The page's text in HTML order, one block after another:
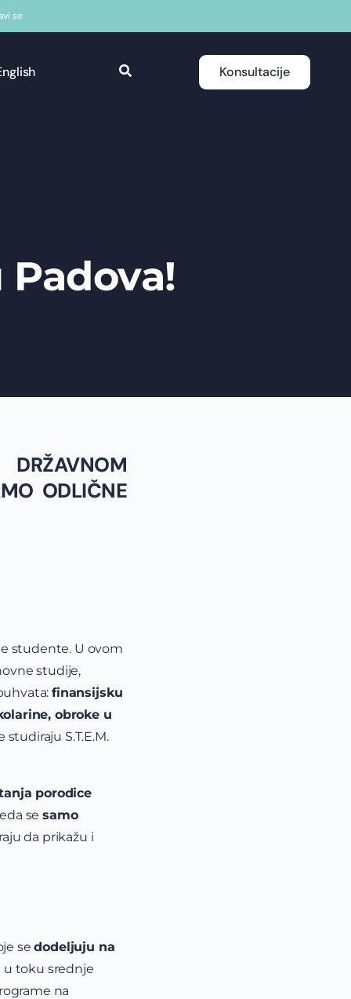
se
Konsultacije
ODLIČNE
studente. U ovom
studije,
finansijsku
obroke u
S.T.E.M.
porodice
sesamo
da prikažu i
sedodeljuju na
u toku srednje
na